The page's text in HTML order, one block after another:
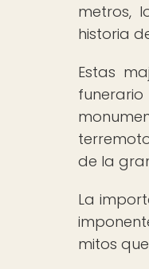
metros,
historia
Estas
de la
La
mitos